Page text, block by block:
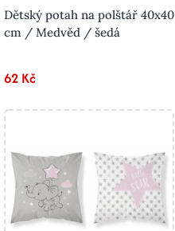
Dětský potah na polštář 40x40
cm / Medvěd / šedá
62 Kč